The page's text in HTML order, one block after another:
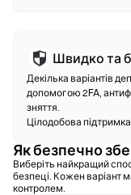
Швидко та
Декілька варіантів
допомогою 2FA,
зняття.
Цілодобова
Як безпечно
Виберіть найкращий
безпеці. Кожен варіант
контролем.